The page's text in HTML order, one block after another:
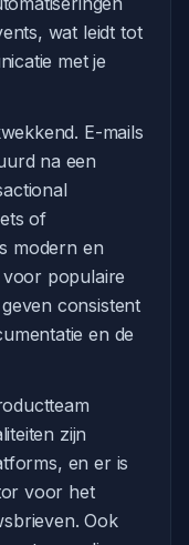
wat leidt tot
met je
E-mails
na een
of
modern en
voor populaire
consistent
en de
zijn
en er is
voor het
Ook